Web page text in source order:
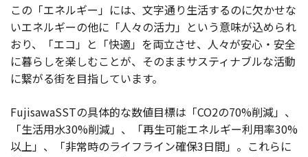
この「エネルギー」には、文字通り生活するのに欠かせな
いエネルギーの他に「人々の活力」という意味が込められ
おり、「エコ」と「快適」を両立させ、人々が安心・安全
に暮らしを楽しむことが、そのままサスティナブルな活動
に繋がる街を目指しています。
FujisawaSSTの具体的な数値目標は「CO2の70%削減」、
「生活用水30%削減」、「再生可能エネルギー利用率30%
以上」、「非常時のライフライン確保3日間」。これらに